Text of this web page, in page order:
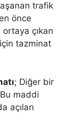
trafik
önce
çıkan
tazminat
; Diğer bir
maddi
açılan